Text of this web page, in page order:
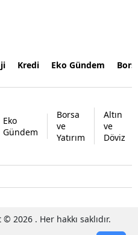
Kredi Eko Gündem
Eko
Gündem
Borsa
ve
Yatırım
Altın
ve
Döviz
2026 . Her hakkı saklıdır.